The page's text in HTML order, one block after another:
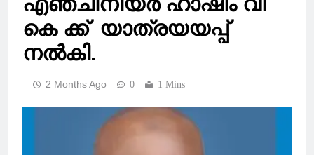
കെ ക്ക് യാത്രയയപ്പ്
നൽകി.
2 Months Ago 0 1 Mins